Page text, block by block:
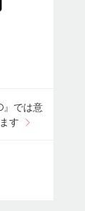
』では意
す